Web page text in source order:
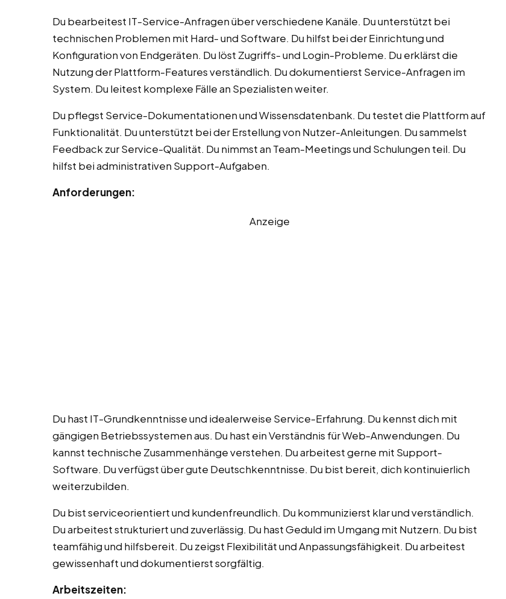
Du bearbeitest IT-Service-Anfragen über verschiedene Kanäle. Du unterstützt bei
technischen Problemen mit Hard- und Software. Du hilfst bei der Einrichtung und
Konfiguration von Endgeräten. Du löst Zugriffs- und Login-Probleme. Du erklärst die
Nutzung der Plattform-Features verständlich. Du dokumentierst Service-Anfragen im
System. Du leitest komplexe Fälle an Spezialisten weiter.
Du pflegst Service-Dokumentationen und Wissensdatenbank. Du testet die Plattform auf
Funktionalität. Du unterstützt bei der Erstellung von Nutzer-Anleitungen. Du sammelst
Feedback zur Service-Qualität. Du nimmst an Team-Meetings und Schulungen teil. Du
hilfst bei administrativen Support-Aufgaben.
Anforderungen:
Anzeige
Du hast IT-Grundkenntnisse und idealerweise Service-Erfahrung. Du kennst dich mit
gängigen Betriebssystemen aus. Du hast ein Verständnis für Web-Anwendungen. Du
kannst technische Zusammenhänge verstehen. Du arbeitest gerne mit Support-
Software. Du verfügst über gute Deutschkenntnisse. Du bist bereit, dich kontinuierlich
weiterzubilden.
Du bist serviceorientiert und kundenfreundlich. Du kommunizierst klar und verständlich.
Du arbeitest strukturiert und zuverlässig. Du hast Geduld im Umgang mit Nutzern. Du bist
teamfähig und hilfsbereit. Du zeigst Flexibilität und Anpassungsfähigkeit. Du arbeitest
gewissenhaft und dokumentierst sorgfältig.
Arbeitszeiten: